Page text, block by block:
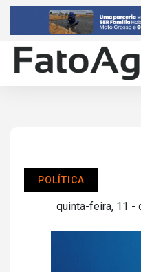
POLÍTICA
quinta-feira, 11 -